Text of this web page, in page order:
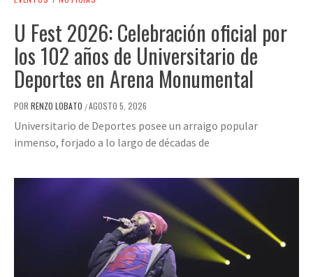
U Fest 2026: Celebración oficial por
los 102 años de Universitario de
Deportes en Arena Monumental
POR RENZO LOBATO /AGOSTO 5, 2026
Universitario de Deportes posee un arraigo popular
inmenso, forjado a lo largo de décadas de